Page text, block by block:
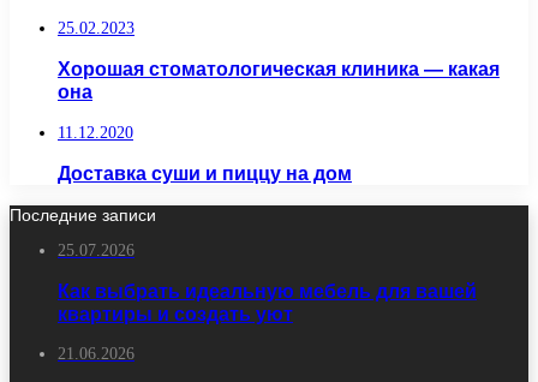
25.02.2023
Хорошая стоматологическая клиника — какая
она
11.12.2020
Доставка суши и пиццу на дом
Последние записи
25.07.2026
Как выбрать идеальную мебель для вашей
квартиры и создать уют
21.06.2026